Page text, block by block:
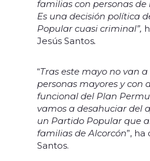
familias con personas de
Es una decisión política
Popular cuasi criminal”,
Jesús Santos.
“Tras este mayo no van
personas mayores y con
funcional del Plan
vamos a desahuciar del
un Partido Popular que
familias de Alcorcón”,
Santos.